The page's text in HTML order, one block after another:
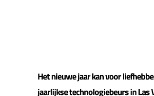
Het nieuwe jaar kan voor
jaarlijkse technologiebeurs in Las